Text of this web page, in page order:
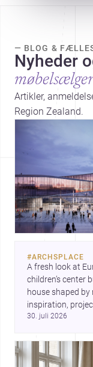
— BLOG &
Nyheder
Artikler,
Region Zealand.
#ARCHSPLACE
A fresh look at
children’s center
house shaped
30. juli 2026